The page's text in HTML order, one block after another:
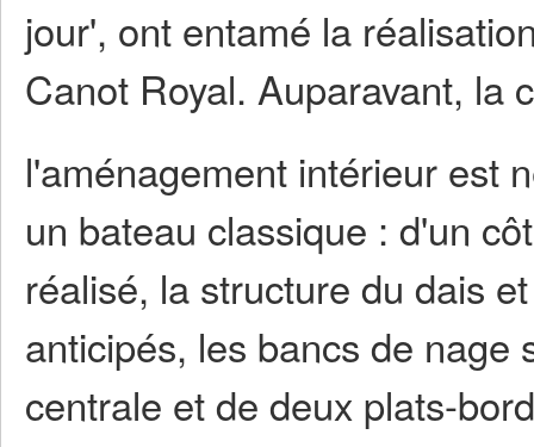
jour', ont entamé la
Canot Royal. Auparavant, la
l'aménagement intérieur est
un bateau classique : d'un
réalisé, la structure du dais
anticipés, les bancs de nage
centrale et de deux plats-